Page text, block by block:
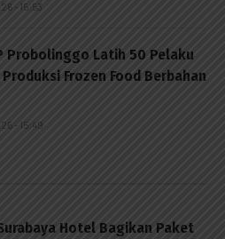
- 15:53
Probolinggo Latih 50 Pelaku
Produksi Frozen Food Berbahan
- 15:49
Hotel Bagikan Paket